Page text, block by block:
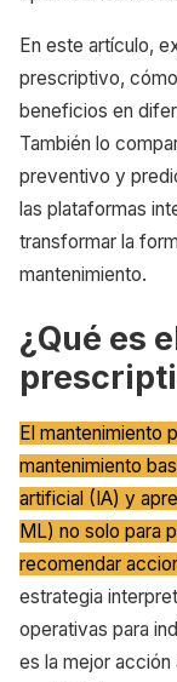
En este artículo,
prescriptivo,
beneficios en
También lo
preventivo y
las plataformas
transformar la
mantenimiento.
¿Qué es
El mantenimiento
mantenimiento
artificial (IA) y
ML) no solo para
recomendar
estrategia
operativas para
es la mejor